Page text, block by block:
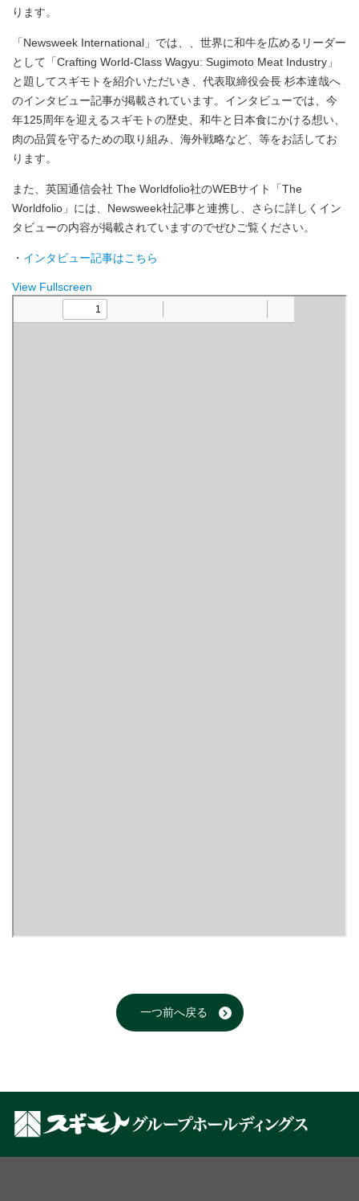
ります。
「Newsweek International」では、、世界に和牛を広めるリーダー
として「Crafting World-Class Wagyu: Sugimoto Meat Industry」
と題してスギモトを紹介いただいき、代表取締役会長 杉本達哉へ
のインタビュー記事が掲載されています。インタビューでは、今
年125周年を迎えるスギモトの歴史、和牛と日本食にかける想い、
肉の品質を守るための取り組み、海外戦略など、等をお話してお
ります。
また、英国通信会社 The Worldfolio社のWEBサイト「The
Worldfolio」には、Newsweek社記事と連携し、さらに詳しくイン
タビューの内容が掲載されていますのでぜひご覧ください。
・ インタビュー記事はこちら
View Fullscreen
一つ前へ戻る